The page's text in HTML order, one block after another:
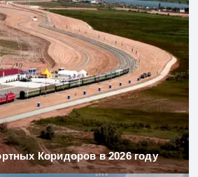
Коридоров в 2026 году